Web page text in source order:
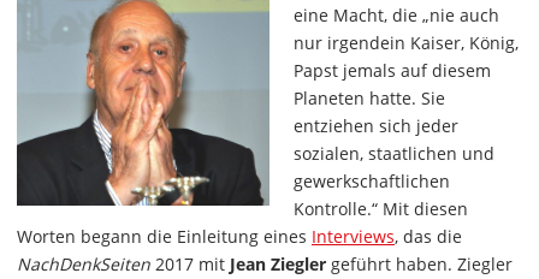
eine Macht, die „nie auch
nur irgendein Kaiser, König,
Papst jemals auf diesem
Planeten hatte. Sie
entziehen sich jeder
sozialen, staatlichen und
gewerkschaftlichen
Kontrolle.“ Mit diesen
Worten begann die Einleitung eines Interviews, das die
NachDenkSeiten 2017 mit Jean Ziegler geführt haben. Ziegler